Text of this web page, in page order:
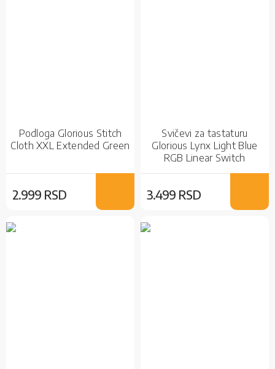
Podloga Glorious Stitch
Cloth XXL Extended Green
2.999 RSD
Svičevi za tastaturu
Glorious Lynx Light Blue
RGB Linear Switch
3.499 RSD